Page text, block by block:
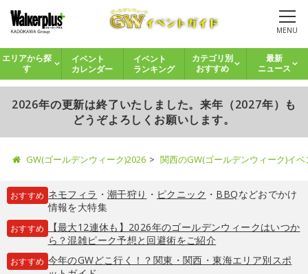
MENU
エリアから探
す
イベント
カレンダー
イベント
ランキング
カテゴリ別
おすすめ
最新
ニュース
2026年の更新は終了いたしました。来年（2027年）も
どうぞよろしくお願いします。
GW(ゴールデンウィーク)2026 関西のGW(ゴールデンウィーク)イ
おすすめ ネモフィラ ・ 潮干狩り ・ ピクニック ・ BBQなどおでかけ
情報を大特集
おすすめ
【最大12連休も】2026年のゴールデンウィークはいつか
ら？混雑ピーク予想と回避術をご紹介
おすすめ 今年のGWどこ行く！？関東・関西・東海エリア別スポ